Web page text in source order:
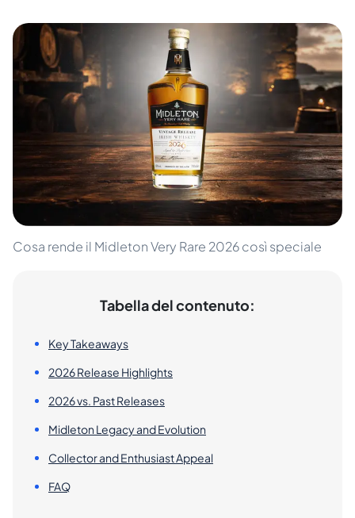
Cosa rende il Midleton Very Rare 2026 così speciale
Tabella del contenuto:
Key Takeaways
2026 Release Highlights
2026 vs. Past Releases
Midleton Legacy and Evolution
Collector and Enthusiast Appeal
FAQ